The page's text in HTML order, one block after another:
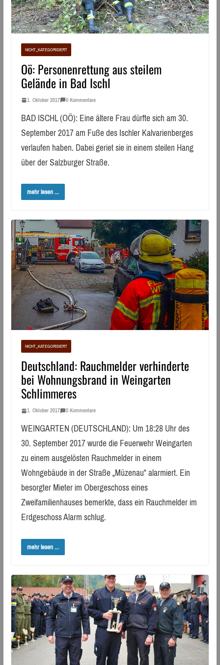
NICHT_KATEGORISIERT
Oö: Personenrettung aus steilem
Gelände in Bad Ischl
1. Oktober 2017 0 Kommentare
BAD ISCHL (OÖ): Eine ältere Frau dürfte sich am 30.
September 2017 am Fuße des Ischler Kalvarienberges
verlaufen haben. Dabei geriet sie in einem steilen Hang
über der Salzburger Straße.
mehr lesen ...
NICHT_KATEGORISIERT
Deutschland: Rauchmelder verhinderte
bei Wohnungsbrand in Weingarten
Schlimmeres
1. Oktober 2017 0 Kommentare
WEINGARTEN (DEUTSCHLAND): Um 18:28 Uhr des
30. September 2017 wurde die Feuerwehr Weingarten
zu einem ausgelösten Rauchmelder in einem
Wohngebäude in der Straße „Müzenau“ alarmiert. Ein
besorgter Mieter im Obergeschoss eines
Zweifamilienhauses bemerkte, dass ein Rauchmelder im
Erdgeschoss Alarm schlug.
mehr lesen ...